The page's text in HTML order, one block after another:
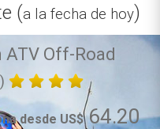
(a la fecha de hoy)
ATV Off-Road
desde US$64.20